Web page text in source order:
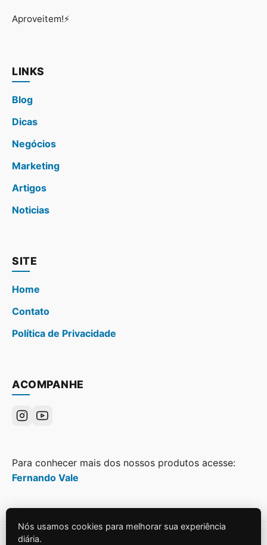
Aproveitem!⚡
LINKS
Blog
Dicas
Negócios
Marketing
Artigos
Noticias
SITE
Home
Contato
Política de Privacidade
ACOMPANHE
Para conhecer mais dos nossos produtos acesse:
Fernando Vale
Nós usamos cookies para melhorar sua experiência
diária.